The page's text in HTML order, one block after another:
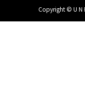
Copyright © U N